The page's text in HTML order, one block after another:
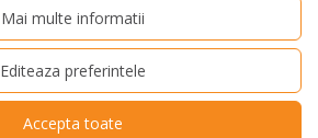
Mai multe informatii
Editeaza preferintele
Accepta toate